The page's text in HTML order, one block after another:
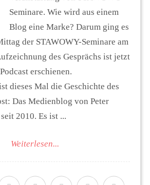
Seminare⁠. Wie wird aus einem
Blog eine Marke? Darum ging es
der STAWOWY-Seminare am
des Gesprächs ist jetzt
erschienen.
dieses Mal die Geschichte des
Das Medienblog von Peter
2010. Es ist ...
Weiterlesen...